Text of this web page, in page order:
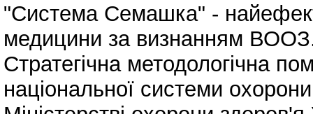
"Система Семашка" -
медицини за визнанням
Стратегічна методологічна
національної системи